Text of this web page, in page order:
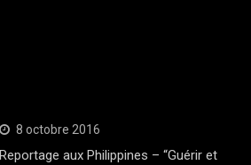
8 octobre 2016
Reportage aux Philippines – “Guérir et